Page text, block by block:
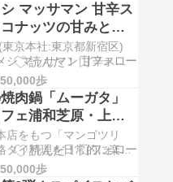
シ マッサマン 甘辛ス
ナッツの甘みとコ
発売
京本社:東京都新宿区)
シ マッサマン 甘辛スパ
り全国で新発売しま
シ」シリーズは、カップ
ったら “グルグル...
歩
肉鍋「ムーガタ」
ェ浦和芝原・上野
売スタート！
店をもつ「マンゴツリ
タイ料理を日常的に楽し
フェ」の浦和芝原店で
では4月17日からタイの
歩